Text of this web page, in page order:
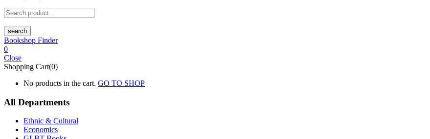
search
Bookshop Finder
0
Close
Shopping Cart(0)
No products in the cart. GO TO SHOP
All Departments
Ethnic & Cultural
Economics